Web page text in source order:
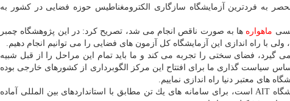
به فردترین آزمایشگاه سازگاری الكترومغناطیس حوزه فضایی در كشور به
ماهواره ها به صورت ناقص انجام می شد، تصریح كرد: در این پژوهشگاه چمبر
با راه اندازی این آزمایشگاه كل آزمون های فضایی را می توانیم انجام دهیم.
گیرد، فضای سختی را تجربه می كند و ما باید تمام این مراحل را از قبل شبیه
سیاست گذاری ما برای افتتاح این مركز الگوبرداری از كشورهای خارجی بوده
غائبی افزود: با راه اندازی آزمایشگاه EMC كه جزئی از آزمایشگاه AIT است، برای سامانه های یك تن مطابق با استانداردهای بین المللی آماده